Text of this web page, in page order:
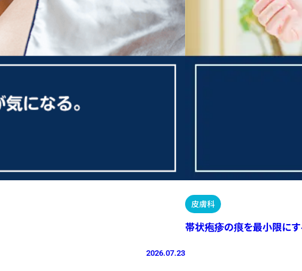
2026.07.23
皮膚科
帯状疱疹の痕を最小限にす